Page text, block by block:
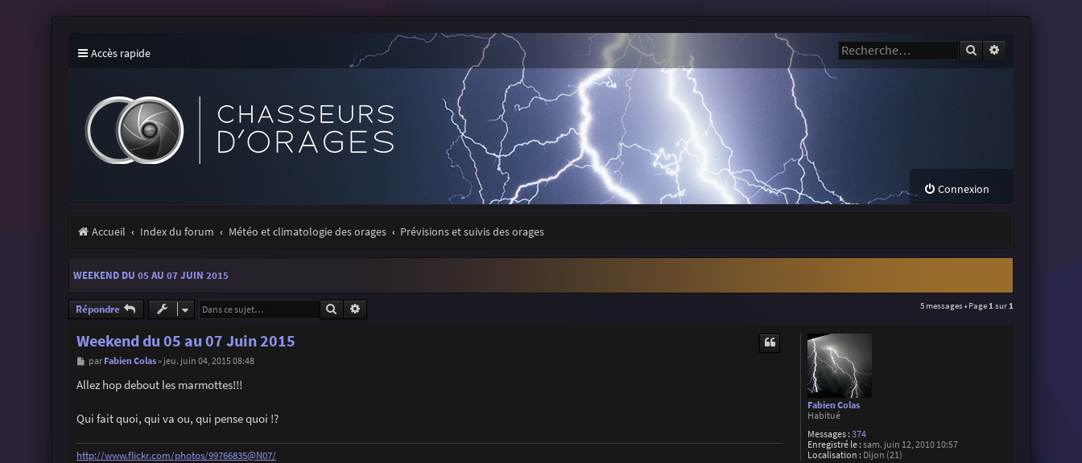
Accès rapide Rechercher
Connexion
Accueil Index du forum Météo et climatologie des orages Prévisions et suivis des orages
WEEKEND DU 05 AU 07 JUIN 2015
Répondre Rechercher 5 messages • Page 1 sur 1
Fabien Colas
Habitué
Messages : 374
Enregistré le : sam. juin 12, 2010 10:57
Localisation : Dijon (21)
Weekend du 05 au 07 Juin 2015
M
s
s
e
par Fabien Colas» jeu. juin 04, 2015 08:48
Allez hop debout les marmottes!!!
Qui fait quoi, qui va ou, qui pense quoi !?
http://www.flickr.com/photos/99766835@N07/